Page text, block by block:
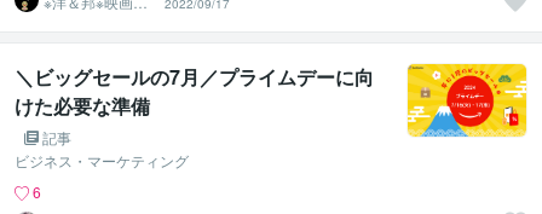
00作以上鑑賞済
のST
2022/09/17
＼ビッグセールの7月／プライムデーに向
けた必要な準備
記事
ビジネス・マーケティング
6